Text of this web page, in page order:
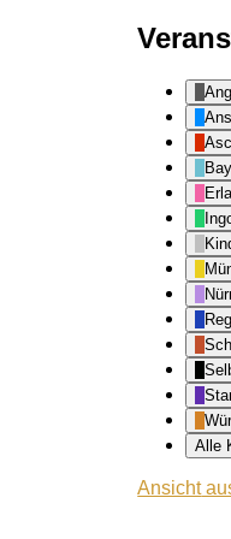
Alle
Ansicht